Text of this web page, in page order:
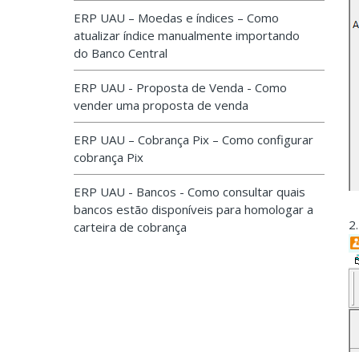
ERP UAU – Moedas e índices – Como
atualizar índice manualmente importando
do Banco Central
ERP UAU - Proposta de Venda - Como
vender uma proposta de venda
ERP UAU – Cobrança Pix – Como configurar
cobrança Pix
ERP UAU - Bancos - Como consultar quais
bancos estão disponíveis para homologar a
carteira de cobrança